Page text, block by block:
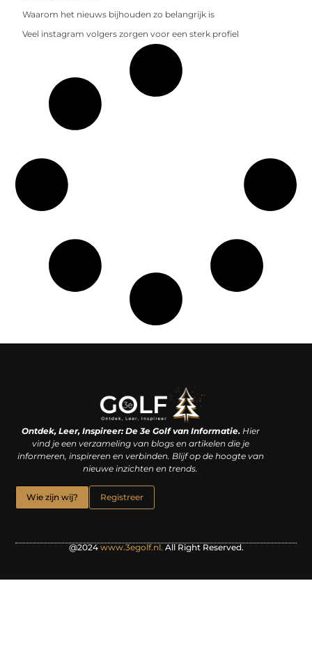
Waarom het nieuws bijhouden zo belangrijk is
Veel instagram volgers zorgen voor een sterk profiel
Ontdek, Leer, Inspireer: De 3e Golf van Informatie.Hier
vind je een verzameling van blogs en artikelen die je
informeren, inspireren en verbinden. Blijf op de hoogte van
nieuwe inzichten en trends.
Wie zijn wij? Registreer
@2024 www.3egolf.nl. All Right Reserved.